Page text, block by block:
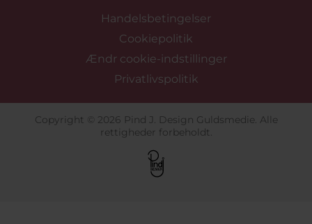
Handelsbetingelser
Cookiepolitik
Ændr cookie-indstillinger
Privatlivspolitik
Copyright © 2026 Pind J. Design Guldsmedie. Alle
rettigheder forbeholdt.